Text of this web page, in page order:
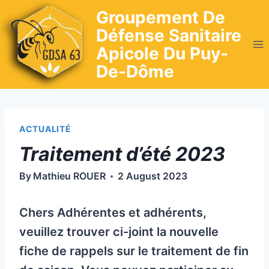
to
content
Groupement De
Défense Sanitaire
Apicole Du Puy-
De-Dôme
ACTUALITÉ
Traitement d’été 2023
By Mathieu ROUER 2 August 2023
Chers Adhérentes et adhérents,
veuillez trouver ci-joint la nouvelle
fiche de rappels sur le traitement de fin